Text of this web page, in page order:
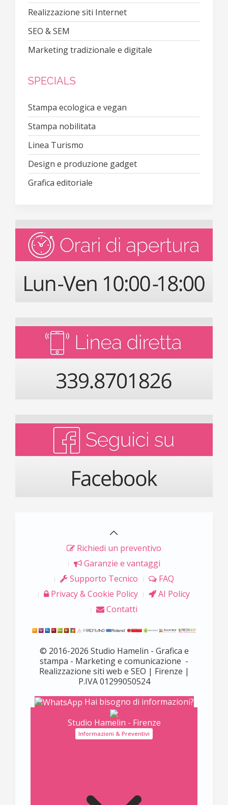
Realizzazione siti Internet
SEO & SEM
Marketing tradizionale e digitale
SPECIALS
Stampa ecologica e vegan
Stampa nobilitata
Linea Turismo
Design e produzione gadget
Grafica editoriale
Richiedi un preventivo
Garanzie e vantaggi
Supporto Tecnico
FAQ
Privacy & Cookie Policy
AI Policy
Contatti
© 2016-2026 Studio Hamelin - Grafica e
stampa - Marketing e comunicazione -
Realizzazione siti web e SEO | Firenze |
P.IVA 01299050524
Hai bisogno di informazioni?
Studio Hamelin - Firenze
Informazioni & Preventivi